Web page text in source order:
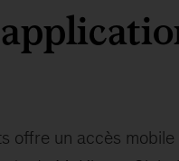
offre un accès